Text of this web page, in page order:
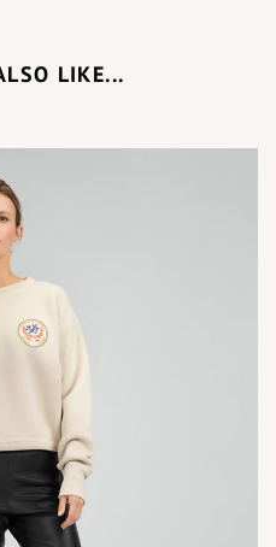
LIKE...